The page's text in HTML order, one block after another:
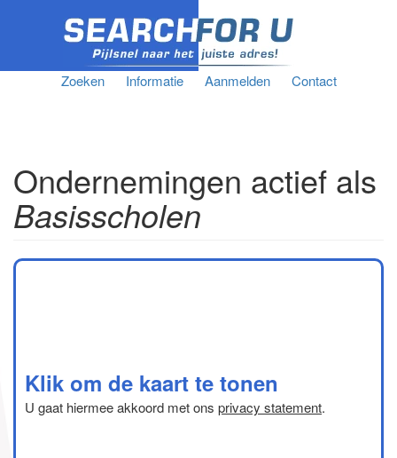
Zoeken Informatie Aanmelden Contact
Ondernemingen actief als
Basisscholen
Klik om de kaart te tonen
U gaat hiermee akkoord met ons privacy statement.